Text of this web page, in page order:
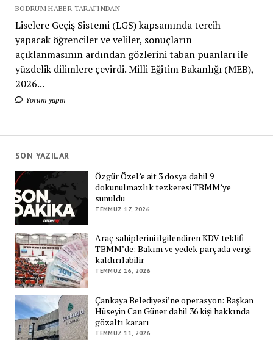
BODRUM HABER TARAFINDAN
Liselere Geçiş Sistemi (LGS) kapsamında tercih
yapacak öğrenciler ve veliler, sonuçların
açıklanmasının ardından gözlerini taban puanları ile
yüzdelik dilimlere çevirdi. Milli Eğitim Bakanlığı (MEB),
2026...
Yorum yapın
SON YAZILAR
Özgür Özel’e ait 3 dosya dahil 9
dokunulmazlık tezkeresi TBMM’ye
sunuldu
TEMMUZ 17, 2026
Araç sahiplerini ilgilendiren KDV teklifi
TBMM’de: Bakım ve yedek parçada vergi
kaldırılabilir
TEMMUZ 16, 2026
Çankaya Belediyesi’ne operasyon: Başkan
Hüseyin Can Güner dahil 36 kişi hakkında
gözaltı kararı
TEMMUZ 11, 2026